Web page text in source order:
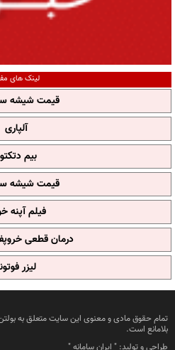
لینک های
قیمت شیشه
آلپاری
بیم
قیمت شیشه
فیلم آپنه
درمان قطعی
لیزر
تمام حقوق مادی و معنوی این سایت متعلق به
بلامانع است.
طراحی و تولید: " ایران سامانه"